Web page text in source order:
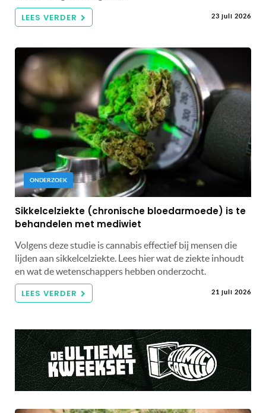
LEES VERDER 23 juli 2026
ONDERZOEK
Sikkelcelziekte (chronische bloedarmoede) is te
behandelen met mediwiet
Volgens deze studie is cannabis effectief bij mensen die
lijden aan sikkelcelziekte. Lees hier wat de ziekte inhoudt
en wat de wetenschappers hebben onderzocht.
LEES VERDER 21 juli 2026